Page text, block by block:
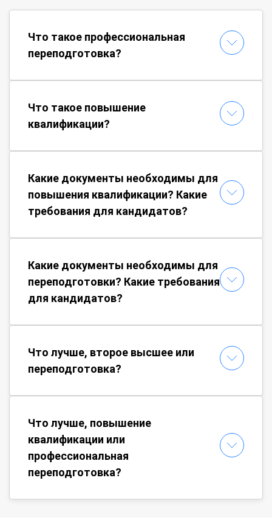
Что такое профессиональная
переподготовка?
Что такое повышение
квалификации?
Какие документы необходимы для
повышения квалификации? Какие
требования для кандидатов?
Какие документы необходимы для
переподготовки? Какие требования
для кандидатов?
Что лучше, второе высшее или
переподготовка?
Что лучше, повышение
квалификации или
профессиональная
переподготовка?